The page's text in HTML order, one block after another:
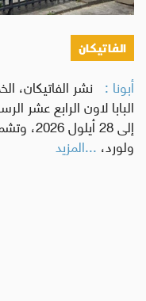
الفاتيكان
أبونا : نشر الفاتيكان،
إلى 28
ولورد، ...المزيد